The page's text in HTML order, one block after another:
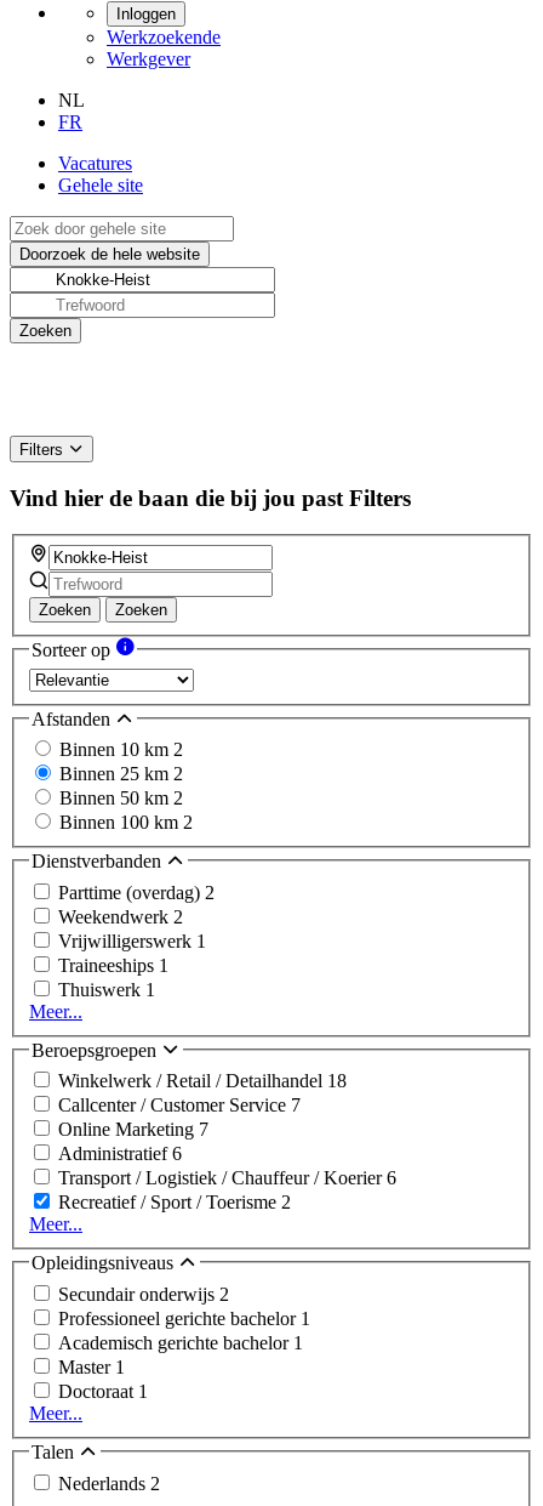
Inloggen
Werkzoekende
Werkgever
NL
FR
Vacatures
Gehele site
Filters
Vind hier de baan die bij jou past Filters
Zoeken Zoeken
Sorteer op
Afstanden
Binnen 10 km 2
Binnen 25 km 2
Binnen 50 km 2
Binnen 100 km 2
Dienstverbanden
Parttime (overdag) 2
Weekendwerk 2
Vrijwilligerswerk 1
Traineeships 1
Thuiswerk 1
Meer...
Beroepsgroepen
Winkelwerk / Retail / Detailhandel 18
Callcenter / Customer Service 7
Online Marketing 7
Administratief6
Transport / Logistiek / Chauffeur / Koerier6
Recreatief / Sport / Toerisme 2
Meer...
Opleidingsniveaus
Secundair onderwijs 2
Professioneel gerichte bachelor 1
Academisch gerichte bachelor 1
Master 1
Doctoraat 1
Meer...
Talen
Nederlands 2